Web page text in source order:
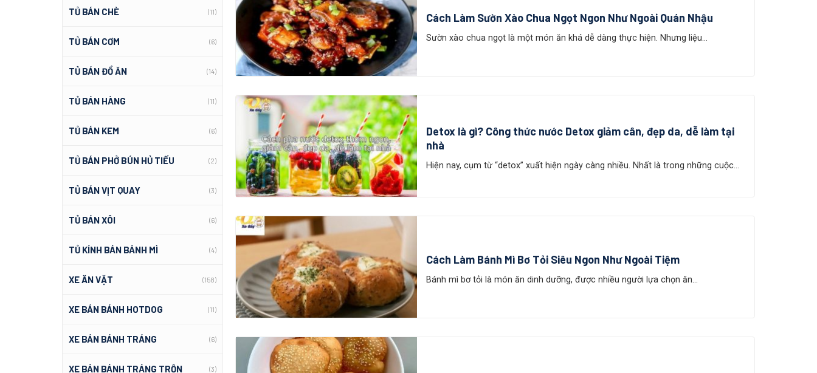
TỦ BÁN CHÈ (11)
TỦ BÁN CƠM (6)
TỦ BÁN ĐỒ ĂN (14)
TỦ BÁN HÀNG (11)
TỦ BÁN KEM (6)
TỦ BÁN PHỞ BÚN HỦ TIẾU (2)
TỦ BÁN VỊT QUAY (3)
TỦ BÁN XÔI (6)
TỦ KÍNH BÁN BÁNH MÌ (4)
XE ĂN VẶT (158)
XE BÁN BÁNH HOTDOG (11)
XE BÁN BÁNH TRÁNG (6)
XE BÁN BÁNH TRÁNG TRỘN (3)
Cách Làm Sườn Xào Chua Ngọt Ngon Như Ngoài Quán Nhậu
Sườn xào chua ngọt là một món ăn khá dễ dàng thực hiện. Nhưng liệu...
Detox là gì? Công thức nước Detox giảm cân, đẹp da, dễ làm tại
nhà
Hiện nay, cụm từ “detox” xuất hiện ngày càng nhiều. Nhất là trong những cuộc...
Cách Làm Bánh Mì Bơ Tỏi Siêu Ngon Như Ngoài Tiệm
Bánh mì bơ tỏi là món ăn dinh dưỡng, được nhiều người lựa chọn ăn...